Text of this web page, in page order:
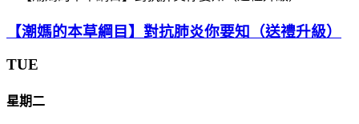
【潮媽的本草綱目】對抗肺炎你要知（送禮升級）
TUE
星期二